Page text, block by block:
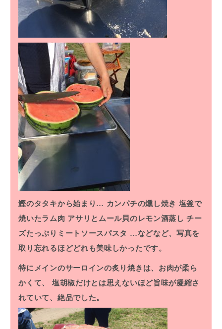
鰹のタタキから始まり… カンパチの燻し焼き 塩釜で
焼いたラム肉 アサリとムール貝のレモン酒蒸し チー
ズたっぷりミートソースパスタ …などなど、写真を
取り忘れるほどどれも美味しかったです。
特にメインのサーロインの炙り焼きは、お肉が柔ら
かくて、
塩胡椒だけとは思えないほど旨味が凝縮さ
れていて、絶品でした。